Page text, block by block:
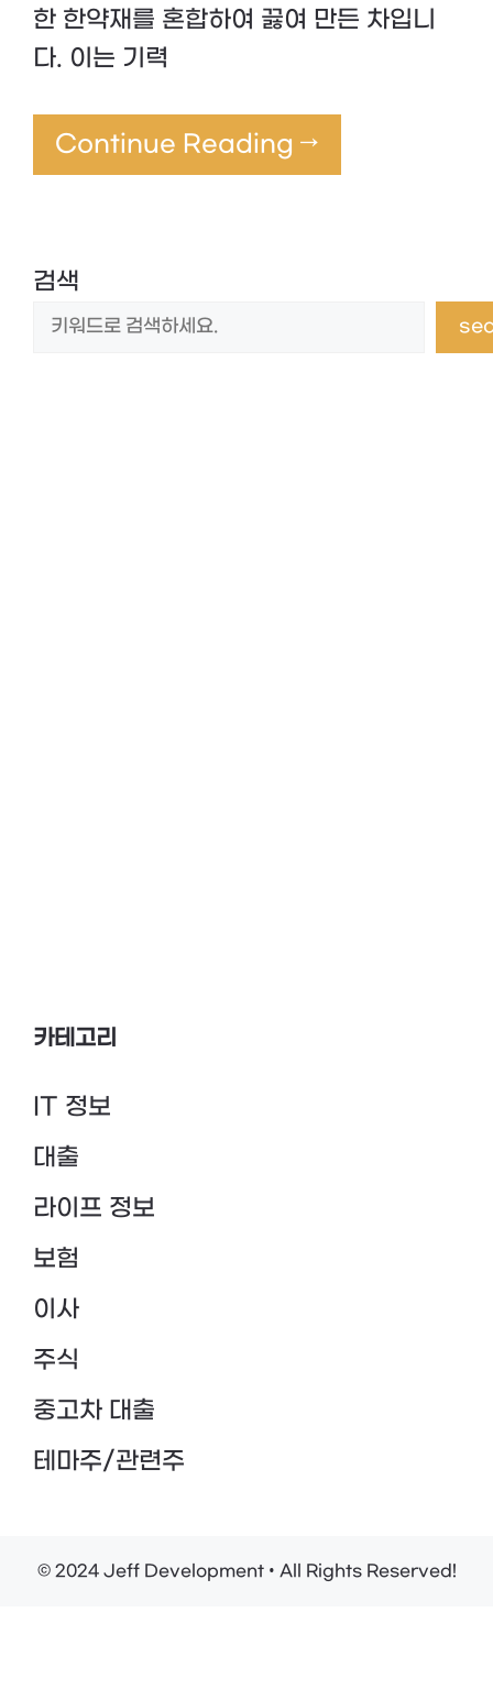
한 한약재를 혼합하여 끓여 만든 차입니
다. 이는 기력
Continue Reading →
검색
카테고리
IT 정보
대출
라이프 정보
보험
이사
주식
중고차 대출
테마주/관련주
© 2024 Jeff Development • All Rights Reserved!